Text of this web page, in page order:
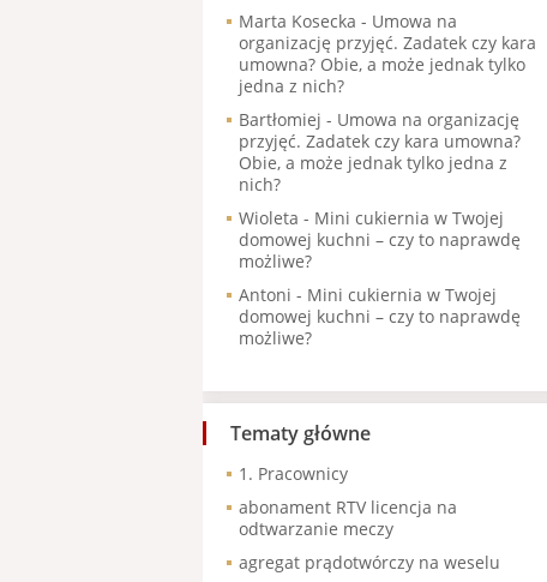
Marta Kosecka - Umowa na
organizację przyjęć. Zadatek czy kara
umowna? Obie, a może jednak tylko
jedna z nich?
Bartłomiej - Umowa na organizację
przyjęć. Zadatek czy kara umowna?
Obie, a może jednak tylko jedna z
nich?
Wioleta - Mini cukiernia w Twojej
domowej kuchni – czy to naprawdę
możliwe?
Antoni - Mini cukiernia w Twojej
domowej kuchni – czy to naprawdę
możliwe?
Tematy główne
1. Pracownicy
abonament RTV licencja na
odtwarzanie meczy
agregat prądotwórczy na weselu